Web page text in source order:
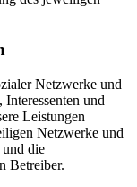
Netzwerke und
und
Leistungen
Netzwerke und
und die
Betreiber.